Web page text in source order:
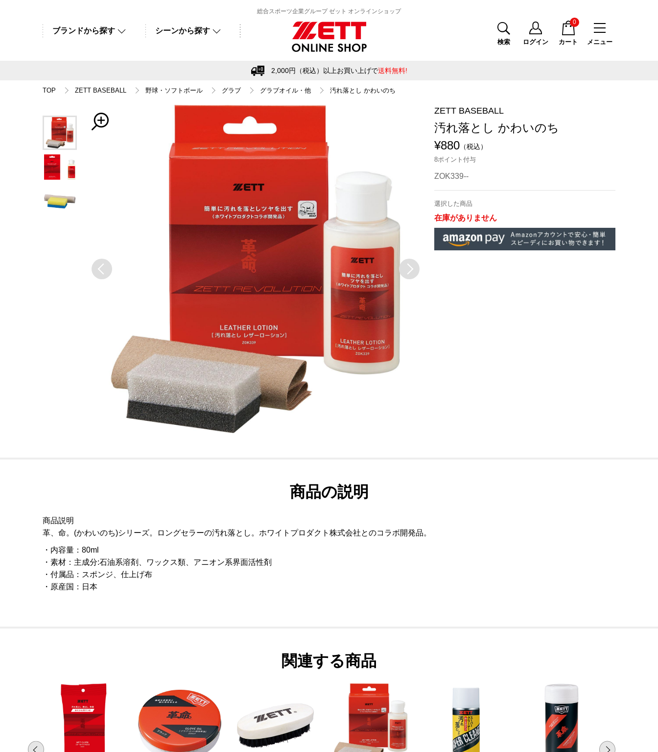
総合スポーツ企業グループ ゼット オンラインショップ
ブランドから探す シーンから探す
メニュー
検索 ログイン カート
0
2,000円（税込）以上お買い上げで送料無料!
TOP ZETT BASEBALL 野球・ソフトボール グラブ グラブオイル・他 汚れ落とし かわいのち
ZETT BASEBALL
汚れ落とし かわいのち
¥880 （税込）
8ポイント付与
ZOK339--
選択した商品
在庫がありません
商品の説明
商品説明
革、命。(かわいのち)シリーズ。ロングセラーの汚れ落とし。ホワイトプロダクト株式会社とのコラボ開発品。
内容量 ： 80ml
素材 ： 主成分:石油系溶剤、ワックス類、アニオン系界面活性剤
付属品 ： スポンジ、仕上げ布
原産国 ： 日本
関連する商品